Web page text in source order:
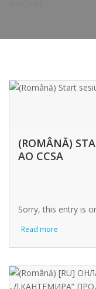
(ROMÂNĂ)
AO CCSA
Sorry, this entry is
Read more